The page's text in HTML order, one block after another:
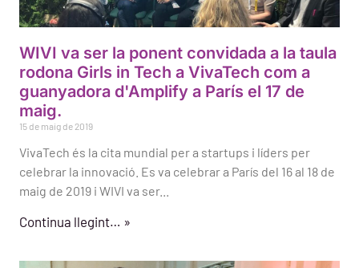
WIVI va ser la ponent convidada a la taula
rodona Girls in Tech a VivaTech com a
guanyadora d'Amplify a París el 17 de
maig.
15 de maig de 2019
VivaTech és la cita mundial per a startups i líders per
celebrar la innovació. Es va celebrar a París del 16 al 18 de
maig de 2019 i WIVI va ser...
Continua llegint… »